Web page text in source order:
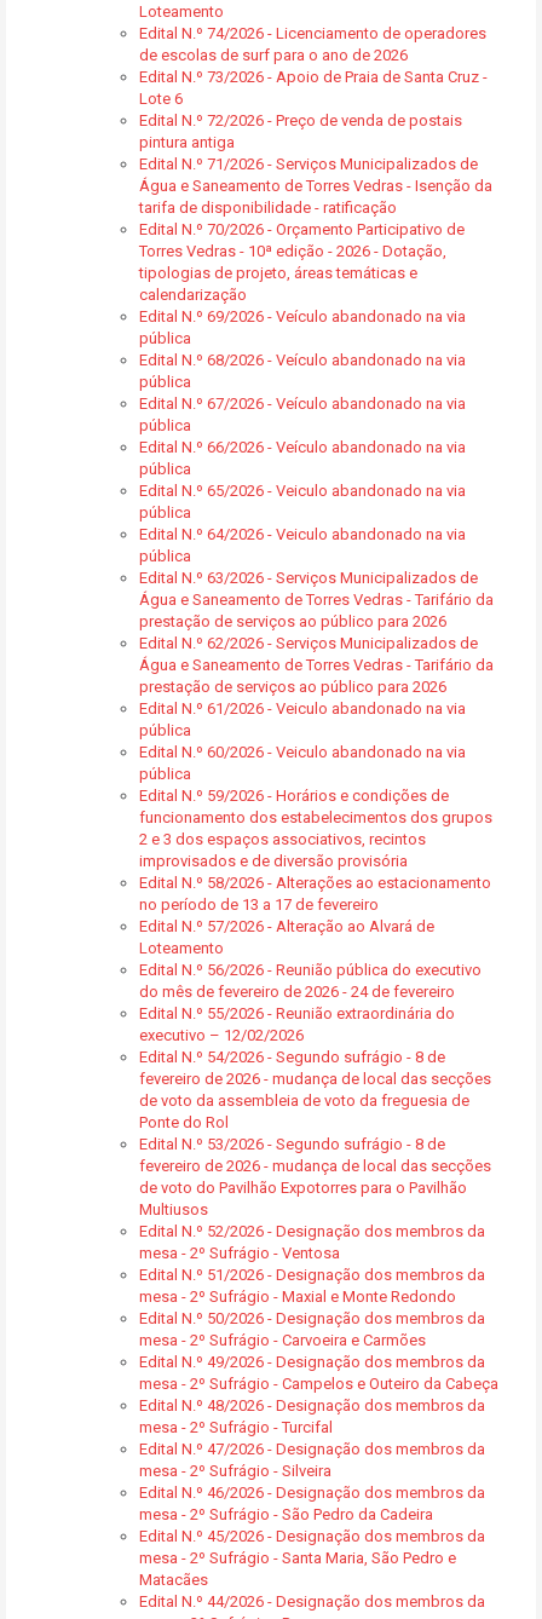
Loteamento
Edital N.º 74/2026 - Licenciamento de operadores
de escolas de surf para o ano de 2026
Edital N.º 73/2026 - Apoio de Praia de Santa Cruz -
Lote 6
Edital N.º 72/2026 - Preço de venda de postais
pintura antiga
Edital N.º 71/2026 - Serviços Municipalizados de
Água e Saneamento de Torres Vedras - Isenção da
tarifa de disponibilidade - ratificação
Edital N.º 70/2026 - Orçamento Participativo de
Torres Vedras - 10ª edição - 2026 - Dotação,
tipologias de projeto, áreas temáticas e
calendarização
Edital N.º 69/2026 - Veículo abandonado na via
pública
Edital N.º 68/2026 - Veículo abandonado na via
pública
Edital N.º 67/2026 - Veículo abandonado na via
pública
Edital N.º 66/2026 - Veículo abandonado na via
pública
Edital N.º 65/2026 - Veiculo abandonado na via
pública
Edital N.º 64/2026 - Veiculo abandonado na via
pública
Edital N.º 63/2026 - Serviços Municipalizados de
Água e Saneamento de Torres Vedras - Tarifário da
prestação de serviços ao público para 2026
Edital N.º 62/2026 - Serviços Municipalizados de
Água e Saneamento de Torres Vedras - Tarifário da
prestação de serviços ao público para 2026
Edital N.º 61/2026 - Veiculo abandonado na via
pública
Edital N.º 60/2026 - Veiculo abandonado na via
pública
Edital N.º 59/2026 - Horários e condições de
funcionamento dos estabelecimentos dos grupos
2 e 3 dos espaços associativos, recintos
improvisados e de diversão provisória
Edital N.º 58/2026 - Alterações ao estacionamento
no período de 13 a 17 de fevereiro
Edital N.º 57/2026 - Alteração ao Alvará de
Loteamento
Edital N.º 56/2026 - Reunião pública do executivo
do mês de fevereiro de 2026 - 24 de fevereiro
Edital N.º 55/2026 - Reunião extraordinária do
executivo – 12/02/2026
Edital N.º 54/2026 - Segundo sufrágio - 8 de
fevereiro de 2026 - mudança de local das secções
de voto da assembleia de voto da freguesia de
Ponte do Rol
Edital N.º 53/2026 - Segundo sufrágio - 8 de
fevereiro de 2026 - mudança de local das secções
de voto do Pavilhão Expotorres para o Pavilhão
Multiusos
Edital N.º 52/2026 - Designação dos membros da
mesa - 2º Sufrágio - Ventosa
Edital N.º 51/2026 - Designação dos membros da
mesa - 2º Sufrágio - Maxial e Monte Redondo
Edital N.º 50/2026 - Designação dos membros da
mesa - 2º Sufrágio - Carvoeira e Carmões
Edital N.º 49/2026 - Designação dos membros da
mesa - 2º Sufrágio - Campelos e Outeiro da Cabeça
Edital N.º 48/2026 - Designação dos membros da
mesa - 2º Sufrágio - Turcifal
Edital N.º 47/2026 - Designação dos membros da
mesa - 2º Sufrágio - Silveira
Edital N.º 46/2026 - Designação dos membros da
mesa - 2º Sufrágio - São Pedro da Cadeira
Edital N.º 45/2026 - Designação dos membros da
mesa - 2º Sufrágio - Santa Maria, São Pedro e
Matacães
Edital N.º 44/2026 - Designação dos membros da